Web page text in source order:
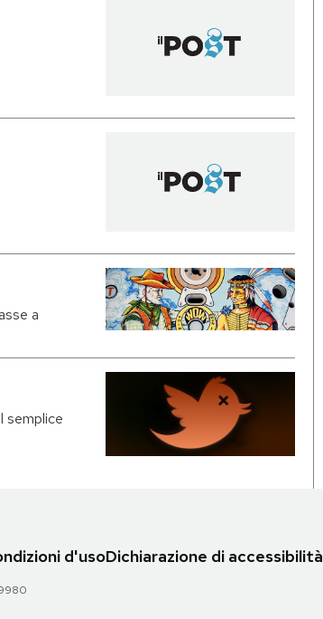
a
semplice
d'usoDichiarazione di accessibilità